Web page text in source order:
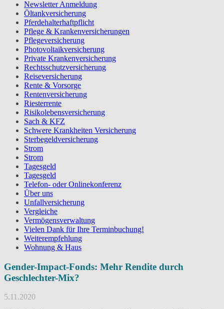
Newsletter Anmeldung
Öltankversicherung
Pferdehalterhaftpflicht
Pflege & Krankenversicherungen
Pflegeversicherung
Photovoltaikversicherung
Private Krankenversicherung
Rechtsschutzversicherung
Reiseversicherung
Rente & Vorsorge
Rentenversicherung
Riesterrente
Risikolebensversicherung
Sach & KFZ
Schwere Krankheiten Versicherung
Sterbegeldversicherung
Strom
Strom
Tagesgeld
Tagesgeld
Telefon- oder Onlinekonferenz
Über uns
Unfallversicherung
Vergleiche
Vermögensverwaltung
Vielen Dank für Ihre Terminbuchung!
Weiterempfehlung
Wohnung & Haus
Gender-Impact-Fonds: Mehr Rendite durch
Geschlechter-Mix?
5.11.2020